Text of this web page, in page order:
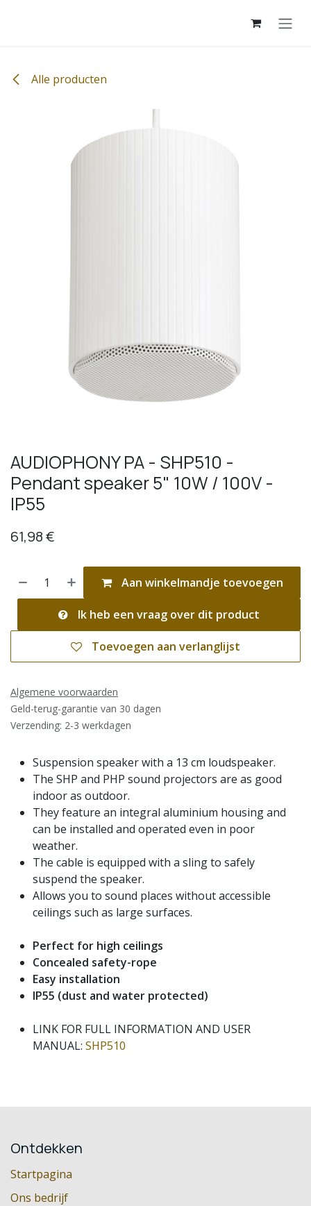
Alle producten
AUDIOPHONY PA - SHP510 -
Pendant speaker 5" 10W / 100V -
IP55
61,98€
Aan winkelmandje toevoegen
Ik heb een vraag over dit product
Toevoegen aan verlanglijst
Algemene voorwaarden
Geld-terug-garantie van 30 dagen
Verzending: 2-3 werkdagen
Suspension speaker with a 13 cm loudspeaker.
The SHP and PHP sound projectors are as good
indoor as outdoor.
They feature an integral aluminium housing and
can be installed and operated even in poor
weather.
The cable is equipped with a sling to safely
suspend the speaker.
Allows you to sound places without accessible
ceilings such as large surfaces.
Perfect for high ceilings
Concealed safety-rope
Easy installation
IP55 (dust and water protected)
LINK FOR FULL INFORMATION AND USER
MANUAL: SHP510
Ontdekken
Startpagina
Ons bedrijf